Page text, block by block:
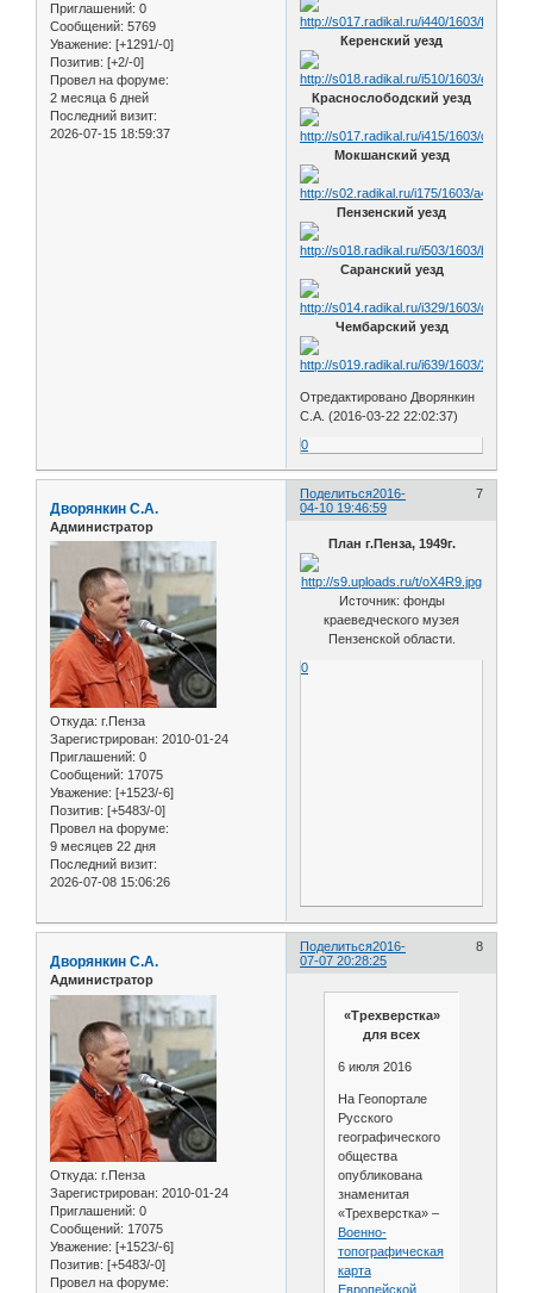
Приглашений: 0
Сообщений: 5769
Уважение: [+1291/-0]
Позитив: [+2/-0]
Провел на форуме:
2 месяца 6 дней
Последний визит:
2026-07-15 18:59:37
Керенский уезд
Краснослободский уезд
Мокшанский уезд
Пензенский уезд
Саранский уезд
Чембарский уезд
Отредактировано Дворянкин
С.А. (2016-03-22 22:02:37)
0
Поделиться 7
2016-
04-10 19:46:59
Дворянкин С.А.
Администратор
Откуда: г.Пенза
Зарегистрирован: 2010-01-24
Приглашений: 0
Сообщений: 17075
Уважение: [+1523/-6]
Позитив: [+5483/-0]
Провел на форуме:
9 месяцев 22 дня
Последний визит:
2026-07-08 15:06:26
План г.Пенза, 1949г.
Источник: фонды
краеведческого музея
Пензенской области.
0
Поделиться 8
2016-
07-07 20:28:25
Дворянкин С.А.
Администратор
Откуда: г.Пенза
Зарегистрирован: 2010-01-24
Приглашений: 0
Сообщений: 17075
Уважение: [+1523/-6]
Позитив: [+5483/-0]
Провел на форуме:
«Трехверстка»
для всех
6 июля 2016
На Геопортале
Русского
географического
общества
опубликована
знаменитая
«Трехверстка» –
Военно-
топографическая
карта
Европейской